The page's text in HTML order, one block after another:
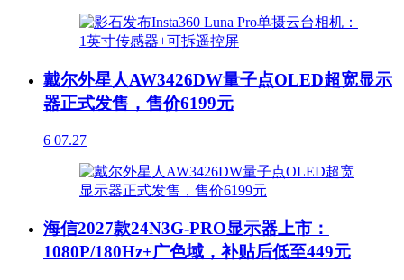
戴尔外星人AW3426DW量子点OLED超宽显示
器正式发售，售价6199元
6 07.27
海信2027款24N3G-PRO显示器上市：
1080P/180Hz+广色域，补贴后低至449元